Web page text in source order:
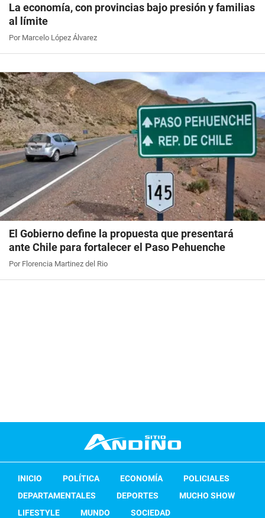
La economía, con provincias bajo presión y familias
al límite
Por Marcelo López Álvarez
El Gobierno define la propuesta que presentará
ante Chile para fortalecer el Paso Pehuenche
Por Florencia Martinez del Rio
INICIO POLÍTICA ECONOMÍA
POLICIALES
DEPARTAMENTALES
DEPORTES
MUCHO SHOW
LIFESTYLE
MUNDO SOCIEDAD